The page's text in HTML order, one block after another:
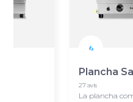
Plancha
27 avis
La plancha